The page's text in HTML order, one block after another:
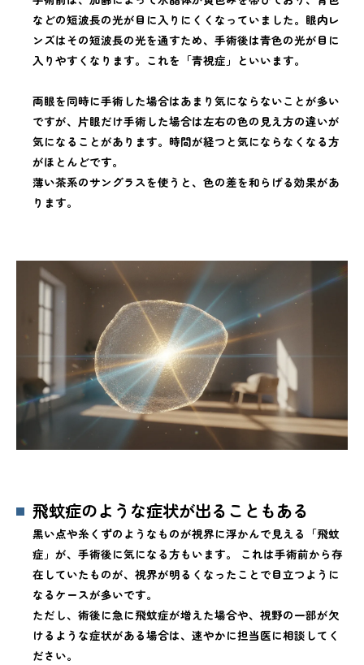
などの短波長の光が目に入りにくくなっていました。眼内レ
ンズはその短波長の光を通すため、手術後は青色の光が目に
入りやすくなります。これを「青視症」といいます。
両眼を同時に手術した場合はあまり気にならないことが多い
ですが、片眼だけ手術した場合は左右の色の見え方の違いが
気になることがあります。時間が経つと気にならなくなる方
がほとんどです。
薄い茶系のサングラスを使うと、色の差を和らげる効果があ
ります。
飛蚊症のような症状が出ることもある
黒い点や糸くずのようなものが視界に浮かんで見える「飛蚊
症」が、手術後に気になる方もいます。 これは手術前から存
在していたものが、視界が明るくなったことで目立つように
なるケースが多いです。
ただし、術後に急に飛蚊症が増えた場合や、視野の一部が欠
けるような症状がある場合は、速やかに担当医に相談してく
ださい。